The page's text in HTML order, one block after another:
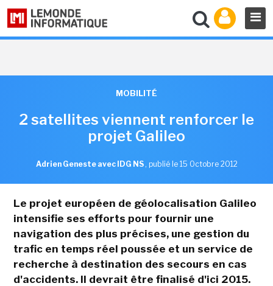
MOBILITÉ
2 satellites viennent renforcer le
projet Galileo
Adrien Geneste avec IDG NS , publié le 15 Octobre 2012
Le projet européen de géolocalisation Galileo
intensifie ses efforts pour fournir une
navigation des plus précises, une gestion du
trafic en temps réel poussée et un service de
recherche à destination des secours en cas
d'accidents. Il devrait être finalisé d'ici 2015.